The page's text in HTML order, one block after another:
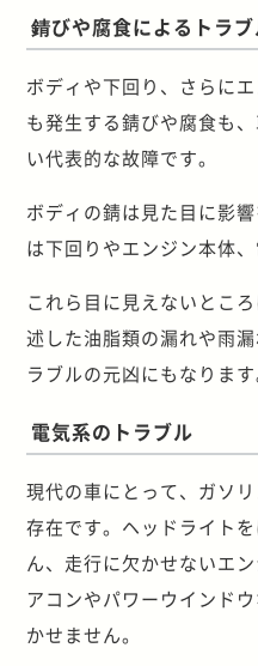
錆びや腐食によるトラ
ボディや下回り、さらに
も発生する錆びや腐食も
い代表的な故障です。
ボディの錆は見た目に影
は下回りやエンジン本体
これら目に見えないとこ
述した油脂類の漏れや雨
ラブルの元凶にもなります
電気系のトラブル
現代の車にとって、ガソ
存在です。ヘッドライト
ん、走行に欠かせないエ
アコンやパワーウインド
かせません。